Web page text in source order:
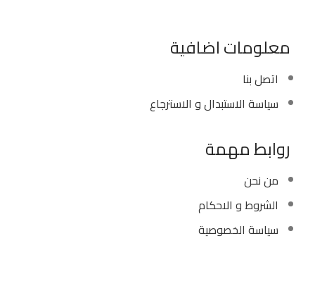
معلومات اضافية
اتصل بنا
سياسة الاستبدال و الاسترجاع
روابط مهمة
من نحن
الشروط و الاحكام
سياسة الخصوصية